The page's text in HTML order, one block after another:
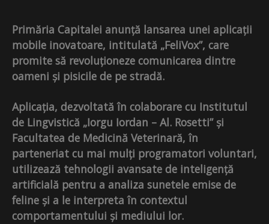
Primăria Capitalei anunță lansarea unei aplicații
mobile inovatoare, intitulată „FeliVox”, care
promite să revoluționeze comunicarea dintre
oameni și pisicile de pe stradă.
Aplicația, dezvoltată în colaborare cu Institutul
de Lingvistică „Iorgu Iordan – Al. Rosetti” și
Facultatea de Medicină Veterinară, în
parteneriat cu mai mulți programatori voluntari,
utilizează tehnologii avansate de inteligență
artificială pentru a analiza sunetele emise de
feline și a le interpreta în contextul
comportamentului și mediului lor.